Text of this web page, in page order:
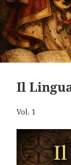
Il
Vol. 1